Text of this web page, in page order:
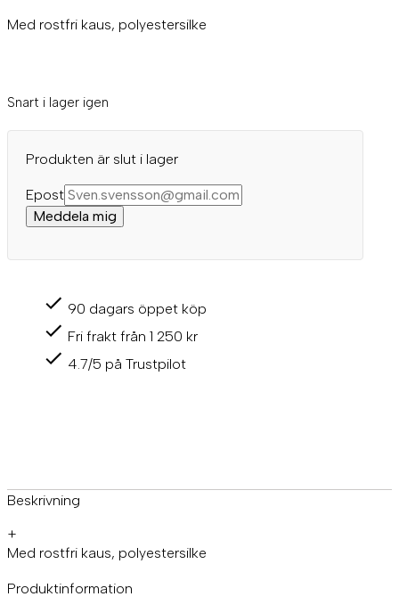
Med rostfri kaus, polyestersilke
Snart i lager igen
Produkten är slut i lager
Epost
Meddela mig
90 dagars öppet köp
Fri frakt från 1 250 kr
4.7/5 på Trustpilot
Beskrivning
+
Med rostfri kaus, polyestersilke
Produktinformation